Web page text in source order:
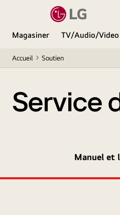
Magasiner TV/Audio/Video
Accueil Soutien
Service
Manuel et